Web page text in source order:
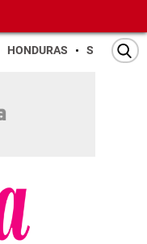
HONDURAS SAN PEDRO